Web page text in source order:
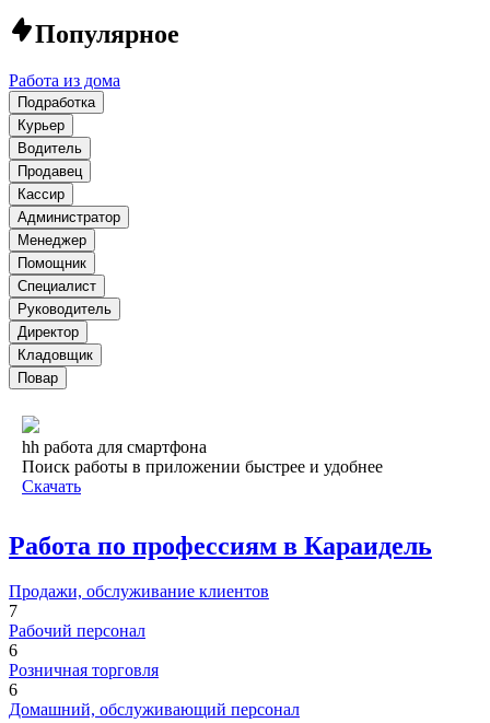
Популярное
Работа из дома
Подработка
Курьер
Водитель
Продавец
Кассир
Администратор
Менеджер
Помощник
Специалист
Руководитель
Директор
Кладовщик
Повар
hh работа для смартфона
Поиск работы в приложении быстрее и удобнее
Скачать
Работа по профессиям в Караидель
Продажи, обслуживание клиентов
7
Рабочий персонал
6
Розничная торговля
6
Домашний, обслуживающий персонал